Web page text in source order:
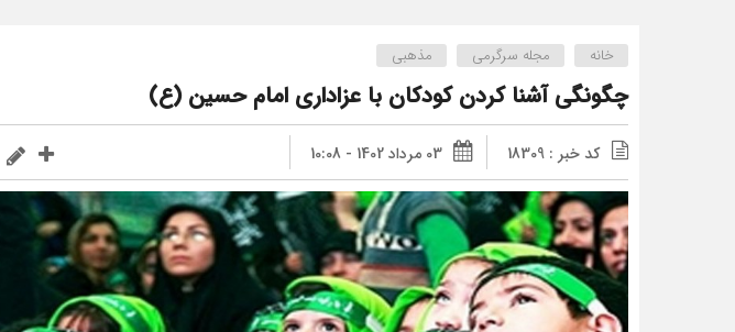
خانه مجله سرگرمی مذهبی
چگونگی آشنا کردن کودکان با عزاداری امام حسین (ع)
کد خبر : 18309 03 مرداد 1402 - 10:08